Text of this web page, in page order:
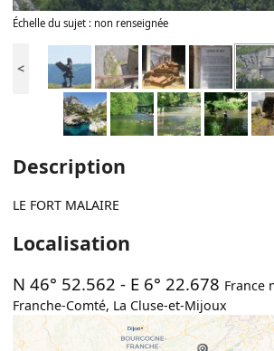
Échelle du sujet : non renseignée
<
Description
LE FORT MALAIRE
Localisation
N 46° 52.562 - E 6° 22.678 France
Franche-Comté, La Cluse-et-Mijoux